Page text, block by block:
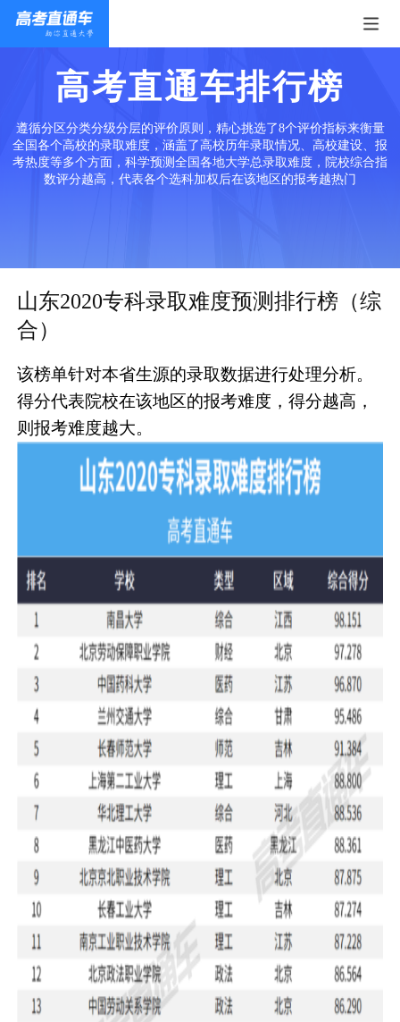
高考直通车排行榜
遵循分区分类分级分层的评价原则，精心挑选了8个评价指标来衡量
全国各个高校的录取难度，涵盖了高校历年录取情况、高校建设、报
考热度等多个方面，科学预测全国各地大学总录取难度，院校综合指
数评分越高，代表各个选科加权后在该地区的报考越热门
山东2020专科录取难度预测排行榜（综
合）
该榜单针对本省生源的录取数据进行处理分析。
得分代表院校在该地区的报考难度，得分越高，
则报考难度越大。